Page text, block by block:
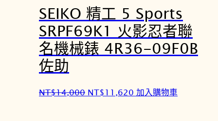
N
T
$
1
0
N
T
$
1
6
2
SEIKO 精工 5 Sports
SRPF69K1 火影忍者聯
名機械錶 4R36-09F0B
佐助
NT$14,000 原
NT$11,620 目
加入購物車